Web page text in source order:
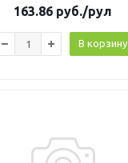
163.86 руб./рул
В корзину